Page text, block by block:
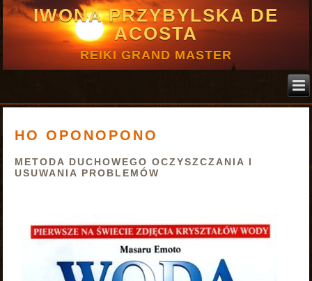
IWONA PRZYBYLSKA DE
ACOSTA
REIKI GRAND MASTER
HO OPONOPONO
METODA DUCHOWEGO OCZYSZCZANIA I
USUWANIA PROBLEMÓW